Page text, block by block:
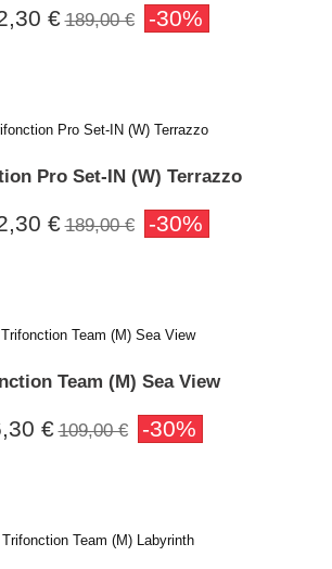
€ 189,00 € -30%
Pro Set-IN (W) Terrazzo
€ 189,00 € -30%
Team (M) Sea View
€ 109,00 € -30%